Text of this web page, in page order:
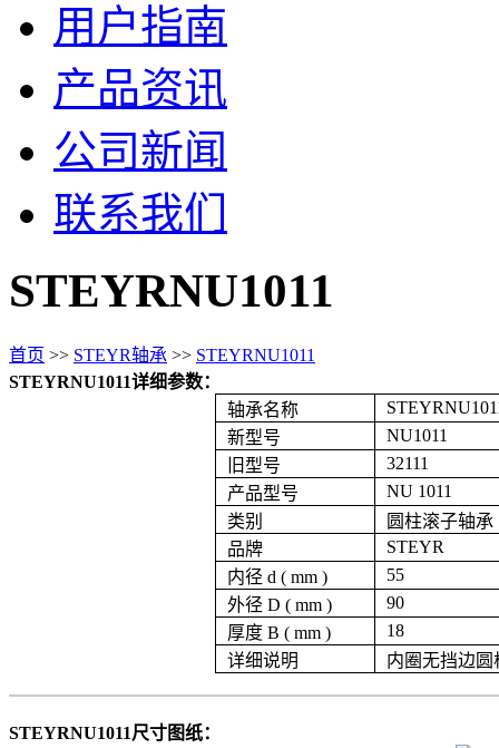
用户指南
产品资讯
公司新闻
联系我们
STEYRNU1011
首页 >> STEYR轴承 >> STEYRNU1011
STEYRNU1011详细参数：
轴承名称
新型号
NU1011
旧型号
32111
产品型号
NU 1011
类别
圆柱滚子轴承
品牌
STEYR
内径 d ( mm )
55
外径 D ( mm )
90
厚度 B ( mm )
18
详细说明
内圈无挡边圆
STEYRNU1011尺寸图纸：